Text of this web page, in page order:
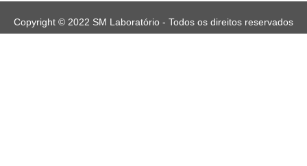
Copyright © 2022 SM Laboratório - Todos os direitos reservados